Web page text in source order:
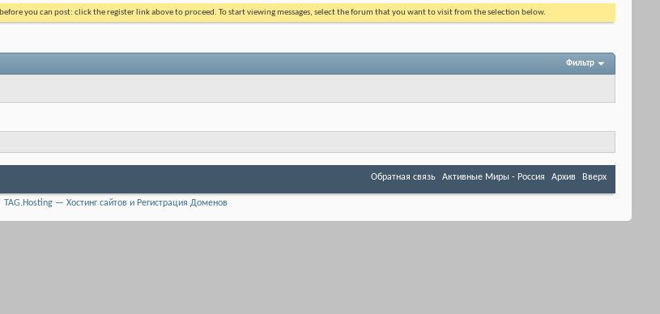
before you can post: click the register link above to proceed. To start viewing messages, select the forum that you want to visit from the selection below.
Фильтр
Обратная связь Активные Миры - Россия Архив Вверх
TAG.Hosting — Хостинг сайтов и Регистрация Доменов